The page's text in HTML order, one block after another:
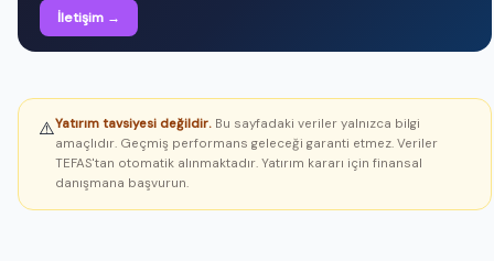
İletişim →
⚠️Yatırım tavsiyesi değildir. Bu sayfadaki veriler yalnızca bilgi
amaçlıdır. Geçmiş performans geleceği garanti etmez. Veriler
TEFAS'tan otomatik alınmaktadır. Yatırım kararı için finansal
danışmana başvurun.